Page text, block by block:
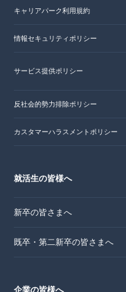
キャリアパーク利用規約
情報セキュリティポリシー
サービス提供ポリシー
反社会的勢力排除ポリシー
カスタマーハラスメントポリシー
就活生の皆様へ
新卒の皆さまへ
既卒・第二新卒の皆さまへ
企業の皆様へ